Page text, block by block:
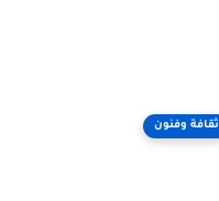
ثقافة وفنون